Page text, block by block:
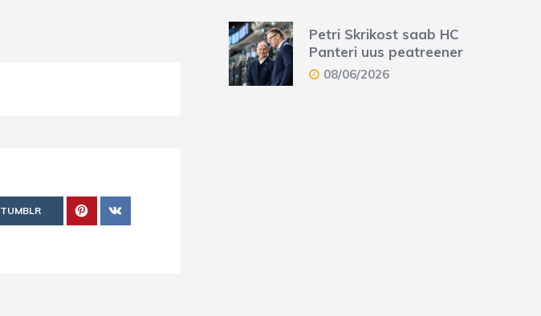
TUMBLR
Petri Skrikost saab HC
Panteri uus peatreener
08/06/2026